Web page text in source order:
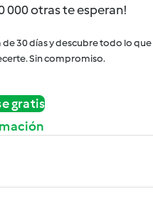
000 otras te esperan!
30 días y descubre todo lo que
Sin compromiso.
gratis